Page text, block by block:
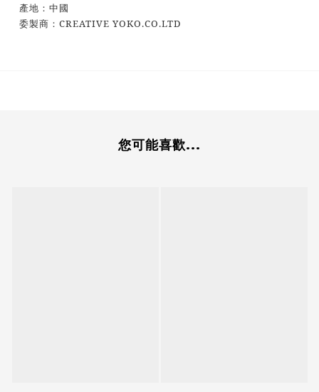
產地：中國
委製商：CREATIVE YOKO.CO.LTD
您可能喜歡...